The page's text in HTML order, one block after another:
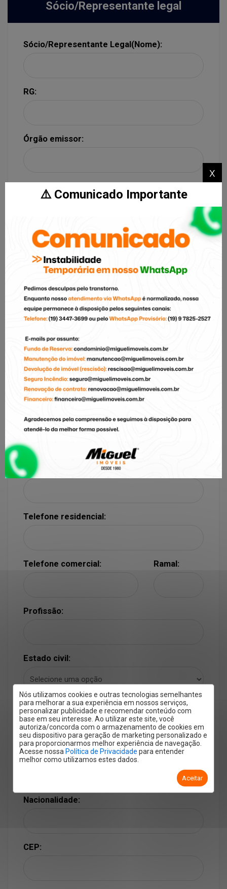
Nós utilizamos cookies e outras tecnologias semelhantes
para melhorar a sua experiência em nossos serviços,
personalizar publicidade e recomendar conteúdo com
base em seu interesse. Ao utilizar este site, você
autoriza/concorda com o armazenamento de cookies em
seu dispositivo para geração de marketing personalizado e
para proporcionarmos melhor experiência de navegação.
Acesse nossa Política de Privacidade para entender
melhor como utilizamos estes dados.
Aceitar
Sócio/Representante legal
Sócio/Representante Legal(Nome):
RG:
Órgão emissor:
CPF:
E-mail secundário:
Telefone principal:
Telefone celular:
Telefone residencial:
Telefone comercial: Ramal:
Profissão:
Estado civil:
Regime de casamento:
Naturalidade:
Nacionalidade:
CEP:
x
⚠️ Comunicado Importante